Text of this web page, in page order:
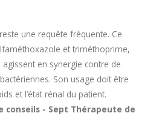
H
I
J
reste une requête fréquente. Ce
et triméthoprime,
en synergie contre de
Son usage doit être
et l’état rénal du patient.
conseils - Sept Thérapeute de